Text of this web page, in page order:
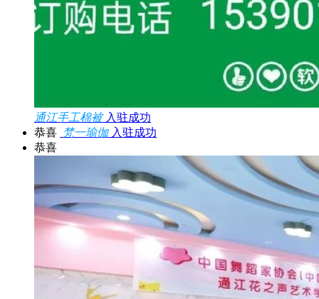
通江手工棉被入驻成功
恭喜 梵一瑜伽入驻成功
恭喜